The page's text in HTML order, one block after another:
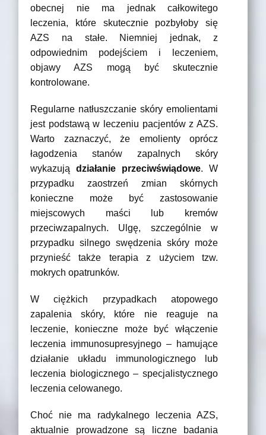
obecnej nie ma jednak całkowitego
leczenia, które skutecznie pozbyłoby się
AZS na stałe. Niemniej jednak, z
odpowiednim podejściem i leczeniem,
objawy AZS mogą być skutecznie
kontrolowane.
Regularne natłuszczanie skóry emolientami
jest podstawą w leczeniu pacjentów z AZS.
Warto zaznaczyć, że emolienty oprócz
łagodzenia stanów zapalnych skóry
wykazują działanie przeciwświądowe. W
przypadku zaostrzeń zmian skórnych
konieczne może być zastosowanie
miejscowych maści lub kremów
przeciwzapalnych. Ulgę, szczególnie w
przypadku silnego swędzenia skóry może
przynieść także terapia z użyciem tzw.
mokrych opatrunków.
W ciężkich przypadkach atopowego
zapalenia skóry, które nie reaguje na
leczenie, konieczne może być włączenie
leczenia immunosupresyjnego – hamujące
działanie układu immunologicznego lub
leczenia biologicznego – specjalistycznego
leczenia celowanego.
Choć nie ma radykalnego leczenia AZS,
aktualnie prowadzone są liczne badania